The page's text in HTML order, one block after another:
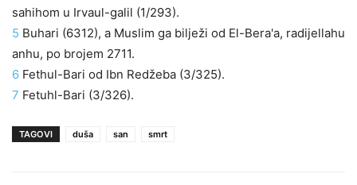
sahihom u Irvaul-galil (1/293).
5 Buhari (6312), a Muslim ga bilježi od El-Bera'a, radijellahu
anhu, po brojem 2711.
6 Fethul-Bari od Ibn Redžeba (3/325).
7 Fetuhl-Bari (3/326).
TAGOVI duša san smrt